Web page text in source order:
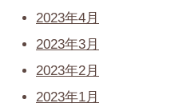
2023年4月
2023年3月
2023年2月
2023年1月